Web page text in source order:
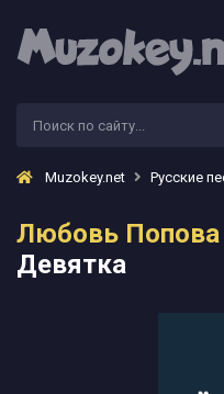
Muzokey.net Русские
Любовь Попова
Девятка